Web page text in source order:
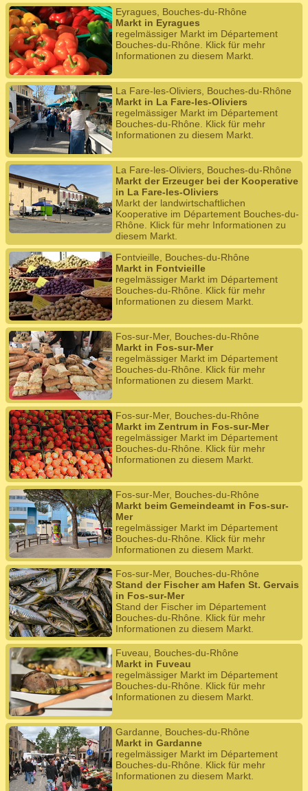
Eyragues, Bouches-du-Rhône
Markt in Eyragues
regelmässiger Markt im Département
Bouches-du-Rhône. Klick für mehr
Informationen zu diesem Markt.
La Fare-les-Oliviers, Bouches-du-Rhône
Markt in La Fare-les-Oliviers
regelmässiger Markt im Département
Bouches-du-Rhône. Klick für mehr
Informationen zu diesem Markt.
La Fare-les-Oliviers, Bouches-du-Rhône
Markt der Erzeuger bei der Kooperative
in La Fare-les-Oliviers
Markt der landwirtschaftlichen
Kooperative im Département Bouches-du-
Rhône. Klick für mehr Informationen zu
diesem Markt.
Fontvieille, Bouches-du-Rhône
Markt in Fontvieille
regelmässiger Markt im Département
Bouches-du-Rhône. Klick für mehr
Informationen zu diesem Markt.
Fos-sur-Mer, Bouches-du-Rhône
Markt in Fos-sur-Mer
regelmässiger Markt im Département
Bouches-du-Rhône. Klick für mehr
Informationen zu diesem Markt.
Fos-sur-Mer, Bouches-du-Rhône
Markt im Zentrum in Fos-sur-Mer
regelmässiger Markt im Département
Bouches-du-Rhône. Klick für mehr
Informationen zu diesem Markt.
Fos-sur-Mer, Bouches-du-Rhône
Markt beim Gemeindeamt in Fos-sur-
Mer
regelmässiger Markt im Département
Bouches-du-Rhône. Klick für mehr
Informationen zu diesem Markt.
Fos-sur-Mer, Bouches-du-Rhône
Stand der Fischer am Hafen St. Gervais
in Fos-sur-Mer
Stand der Fischer im Département
Bouches-du-Rhône. Klick für mehr
Informationen zu diesem Markt.
Fuveau, Bouches-du-Rhône
Markt in Fuveau
regelmässiger Markt im Département
Bouches-du-Rhône. Klick für mehr
Informationen zu diesem Markt.
Gardanne, Bouches-du-Rhône
Markt in Gardanne
regelmässiger Markt im Département
Bouches-du-Rhône. Klick für mehr
Informationen zu diesem Markt.